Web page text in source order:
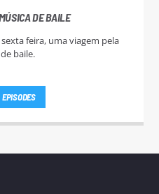
DE BAILE
feira, uma viagem pela
baile.